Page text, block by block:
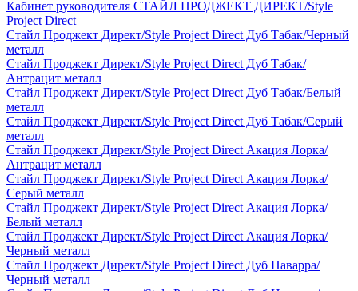
Кабинет руководителя СТАЙЛ ПРОДЖЕКТ ДИРЕКТ/Style
Project Direct
Стайл Проджект Директ/Style Project Direct Дуб Табак/Черный
металл
Стайл Проджект Директ/Style Project Direct Дуб Табак/
Антрацит металл
Стайл Проджект Директ/Style Project Direct Дуб Табак/Белый
металл
Стайл Проджект Директ/Style Project Direct Дуб Табак/Серый
металл
Стайл Проджект Директ/Style Project Direct Акация Лорка/
Антрацит металл
Стайл Проджект Директ/Style Project Direct Акация Лорка/
Серый металл
Стайл Проджект Директ/Style Project Direct Акация Лорка/
Белый металл
Стайл Проджект Директ/Style Project Direct Акация Лорка/
Черный металл
Стайл Проджект Директ/Style Project Direct Дуб Наварра/
Черный металл